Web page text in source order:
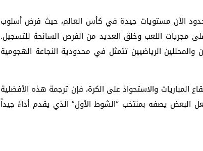
الآن مستويات جيدة في كأس العالم، حيث فرض أسلوب
مجريات اللعب وخلق العديد من الفرص السانحة للتسجيل.
الرياضيين تتمثل في محدودية النجاعة الهجومية
المباريات والاستحواذ على الكرة، فإن ترجمة هذه الأفضلية
يصفه بمنتخب “الشوط الأول” الذي يقدم أداءً جيداً